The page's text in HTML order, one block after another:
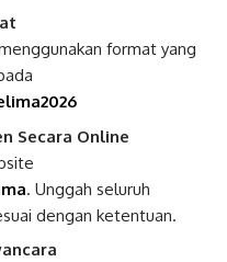
format yang
Secara Online
. Unggah seluruh
dengan ketentuan.